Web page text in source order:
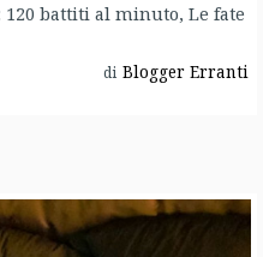
battiti al minuto, Le fate
di Blogger Erranti